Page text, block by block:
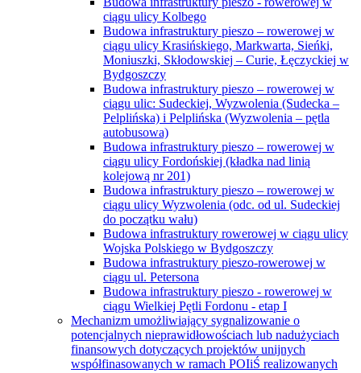
ciągu ulicy Kolbego
Budowa infrastruktury pieszo – rowerowej w
ciągu ulicy Krasińskiego, Markwarta, Sieńki,
Moniuszki, Skłodowskiej – Curie, Łęczyckiej w
Bydgoszczy
Budowa infrastruktury pieszo – rowerowej w
ciągu ulic: Sudeckiej, Wyzwolenia (Sudecka –
Pelplińska) i Pelplińska (Wyzwolenia – pętla
autobusowa)
Budowa infrastruktury pieszo – rowerowej w
ciągu ulicy Fordońskiej (kładka nad linią
kolejową nr 201)
Budowa infrastruktury pieszo – rowerowej w
ciągu ulicy Wyzwolenia (odc. od ul. Sudeckiej
do początku wału)
Budowa infrastruktury rowerowej w ciągu ulicy
Wojska Polskiego w Bydgoszczy
Budowa infrastruktury pieszo-rowerowej w
ciągu ul. Petersona
Budowa infrastruktury pieszo - rowerowej w
ciągu Wielkiej Pętli Fordonu - etap I
Mechanizm umożliwiający sygnalizowanie o
potencjalnych nieprawidłowościach lub nadużyciach
finansowych dotyczących projektów unijnych
współfinasowanych w ramach POIiŚ realizowanych